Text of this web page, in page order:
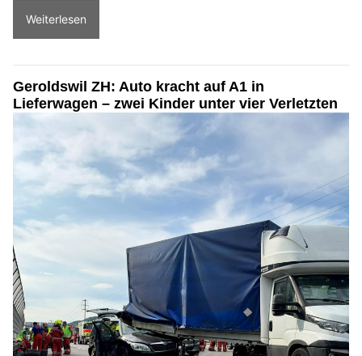
Weiterlesen
Geroldswil ZH: Auto kracht auf A1 in
Lieferwagen – zwei Kinder unter vier Verletzten